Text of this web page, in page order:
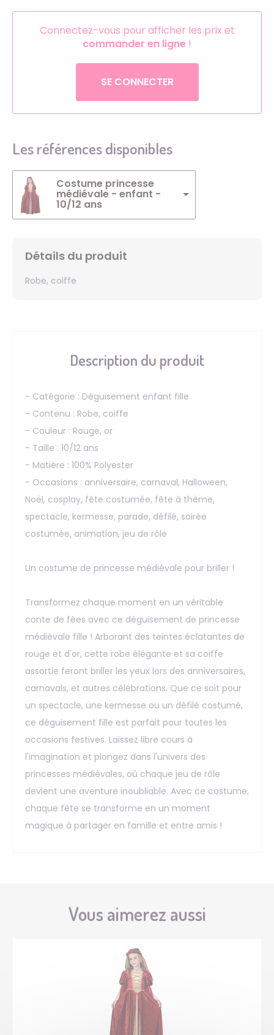
Connectez-vous pour afficher les prix et
commander en ligne !
SE CONNECTER
Les références disponibles
Costume princesse
médiévale - enfant -
10/12 ans
Détails du produit
Robe, coiffe
Description du produit
- Catégorie : Déguisement enfant fille
- Contenu : Robe, coiffe
- Couleur : Rouge, or
- Taille : 10/12 ans
- Matière : 100% Polyester
- Occasions : anniversaire, carnaval, Halloween,
Noël, cosplay, fête costumée, fête à thème,
spectacle, kermesse, parade, défilé, soirée
costumée, animation, jeu de rôle
Un costume de princesse médiévale pour briller !
Transformez chaque moment en un véritable
conte de fées avec ce déguisement de princesse
médiévale fille ! Arborant des teintes éclatantes de
rouge et d'or, cette robe élégante et sa coiffe
assortie feront briller les yeux lors des anniversaires,
carnavals, et autres célébrations. Que ce soit pour
un spectacle, une kermesse ou un défilé costumé,
ce déguisement fille est parfait pour toutes les
occasions festives. Laissez libre cours à
l'imagination et plongez dans l'univers des
princesses médiévales, où chaque jeu de rôle
devient une aventure inoubliable. Avec ce costume,
chaque fête se transforme en un moment
magique à partager en famille et entre amis !
Vous aimerez aussi